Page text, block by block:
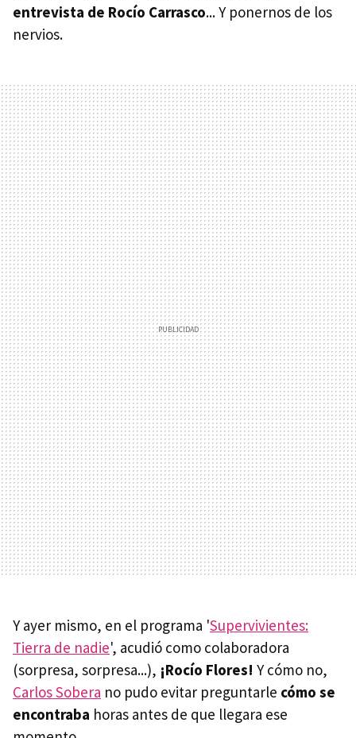
entrevista de Rocío Carrasco... Y ponernos de los
nervios.
Y ayer mismo, en el programa 'Supervivientes:
Tierra de nadie', acudió como colaboradora
(sorpresa, sorpresa...), ¡Rocío Flores! Y cómo no,
Carlos Sobera no pudo evitar preguntarle cómo se
encontraba horas antes de que llegara ese